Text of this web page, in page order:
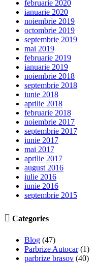
februarie 2020
ianuarie 2020
noiembrie 2019
octombrie 2019
septembrie 2019
mai 2019
februarie 2019
ianuarie 2019
noiembrie 2018
septembrie 2018
iunie 2018
aprilie 2018
februarie 2018
noiembrie 2017
septembrie 2017
iunie 2017
mai 2017
aprilie 2017
august 2016
iulie 2016
iunie 2016
septembrie 2015
 Categories
Blog (47)
Parbrize Autocar(1)
parbrize brasov (40)